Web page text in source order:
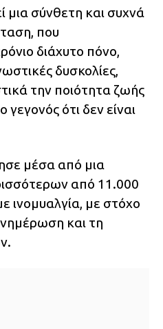
μια σύνθετη και συχνά
που
διάχυτο πόνο,
δυσκολίες,
την ποιότητα ζωής
ότι δεν είναι
μέσα από μια
από 11.000
ινομυαλγία, με στόχο
και τη